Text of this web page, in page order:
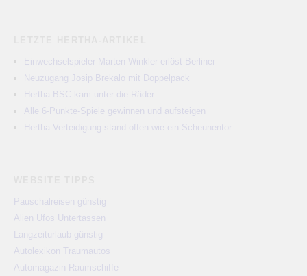
Einwechselspieler Marten Winkler erlöst Berliner
Neuzugang Josip Brekalo mit Doppelpack
Hertha BSC kam unter die Räder
Alle 6-Punkte-Spiele gewinnen und aufsteigen
Hertha-Verteidigung stand offen wie ein Scheunentor
Pauschalreisen günstig
Alien Ufos Untertassen
Langzeiturlaub günstig
Autolexikon Traumautos
Automagazin Raumschiffe